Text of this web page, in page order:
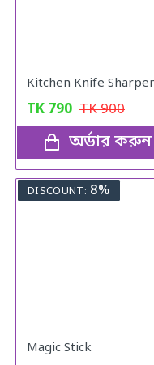
TK 790 TK900
অর্ডার করুন
DISCOUNT: 8%
Magic Stick